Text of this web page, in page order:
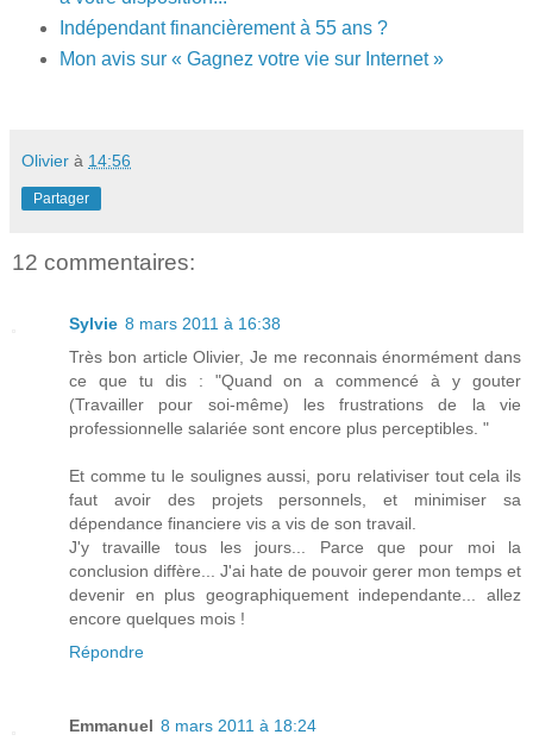
Indépendant financièrement à 55 ans ?
Mon avis sur « Gagnez votre vie sur Internet »
Olivier à 14:56
Partager
12 commentaires:
Sylvie 8 mars 2011 à 16:38
Très bon article Olivier, Je me reconnais énormément dans
ce que tu dis : "Quand on a commencé à y gouter
(Travailler pour soi-même) les frustrations de la vie
professionnelle salariée sont encore plus perceptibles. "
Et comme tu le soulignes aussi, poru relativiser tout cela ils
faut avoir des projets personnels, et minimiser sa
dépendance financiere vis a vis de son travail.
J'y travaille tous les jours... Parce que pour moi la
conclusion diffère... J'ai hate de pouvoir gerer mon temps et
devenir en plus geographiquement independante... allez
encore quelques mois !
Répondre
Emmanuel 8 mars 2011 à 18:24